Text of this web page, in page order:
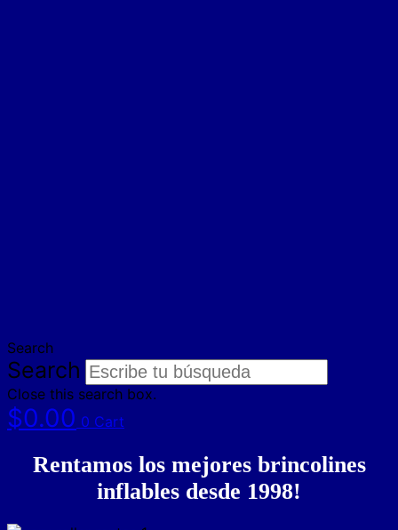
Search
Search
Close this search box.
$0.00 0 Cart
Rentamos los mejores brincolines
inflables desde 1998!